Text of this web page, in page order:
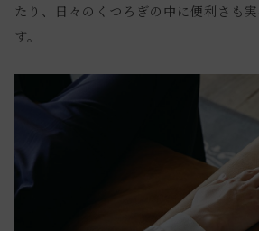
たり、日々のくつろぎの中に便利さも
す。